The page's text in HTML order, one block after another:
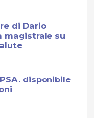
di Dario
magistrale su
disponibile